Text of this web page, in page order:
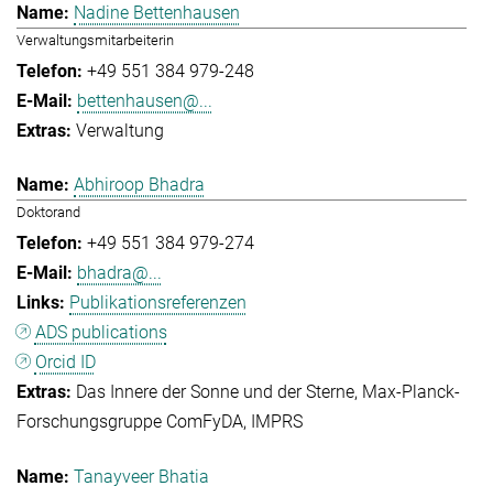
Nadine Bettenhausen
Verwaltungsmitarbeiterin
+49 551 384 979-248
bettenhausen@...
Verwaltung
Abhiroop Bhadra
Doktorand
+49 551 384 979-274
bhadra@...
Publikationsreferenzen
ADS publications
Orcid ID
Das Innere der Sonne und der Sterne Max-Planck-
Forschungsgruppe ComFyDA
IMPRS
Tanayveer Bhatia